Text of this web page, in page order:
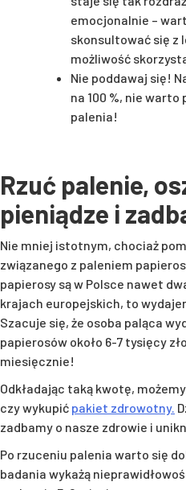
emocjonalnie –
skonsultować się z
możliwość
Nie poddawaj się!
na 100 %, nie
palenia!
Rzuć palenie,
pieniądze i
Nie mniej istotnym, chociaż
związanego z paleniem
papierosy są w Polsce nawet
krajach europejskich, to
Szacuje się, że osoba paląca
papierosów około 6-7 tysięcy
miesięcznie!
Odkładając taką kwotę,
czy wykupić pakiet zdrowotny.
zadbamy o nasze zdrowie i
Po rzuceniu palenia warto się
badania wykażą